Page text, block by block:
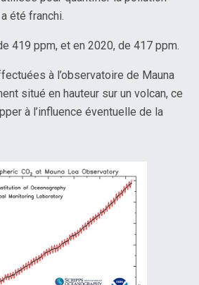
été franchi.
419 ppm, et en 2020, de 417 ppm.
à l’observatoire de Mauna
situé en hauteur sur un volcan, ce
à l’influence éventuelle de la